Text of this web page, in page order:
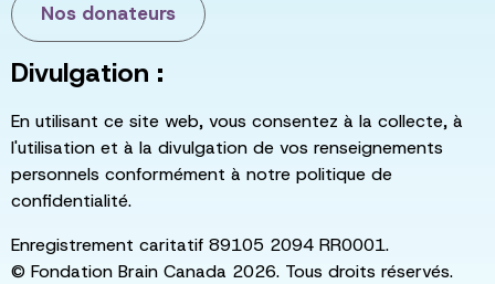
Nos donateurs
Divulgation :
En utilisant ce site web, vous consentez à la collecte, à
l'utilisation et à la divulgation de vos renseignements
personnels conformément à notre politique de
confidentialité.
Enregistrement caritatif 89105 2094 RR0001.
© Fondation Brain Canada 2026. Tous droits réservés.